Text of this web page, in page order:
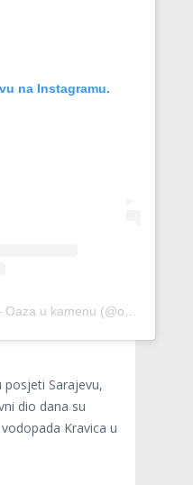
na Instagramu.
Sarajevu,
dio dana su
Kravica u